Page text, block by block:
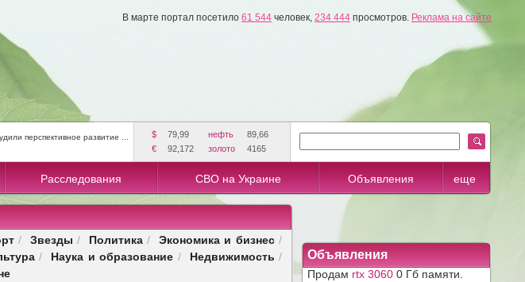
В марте портал посетило 61 544 человек, 234 444 просмотров. Реклама на сайте
перспективное развитие ...
$ 79,99 нефть
89,66
€
92,172 золото 4165
Расследования СВО на Украине Объявления еще
/ Звезды / Политика / Экономика и бизнес/
/ Наука и образование / Недвижимость / Объявления
Продам rtx 3060 0 Гб памяти.